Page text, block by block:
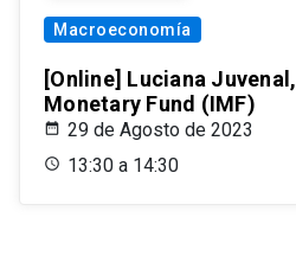
Macroeconomía
[Online] Luciana
Monetary Fund (IMF)
29 de Agosto de 2023
13:30 a 14:30